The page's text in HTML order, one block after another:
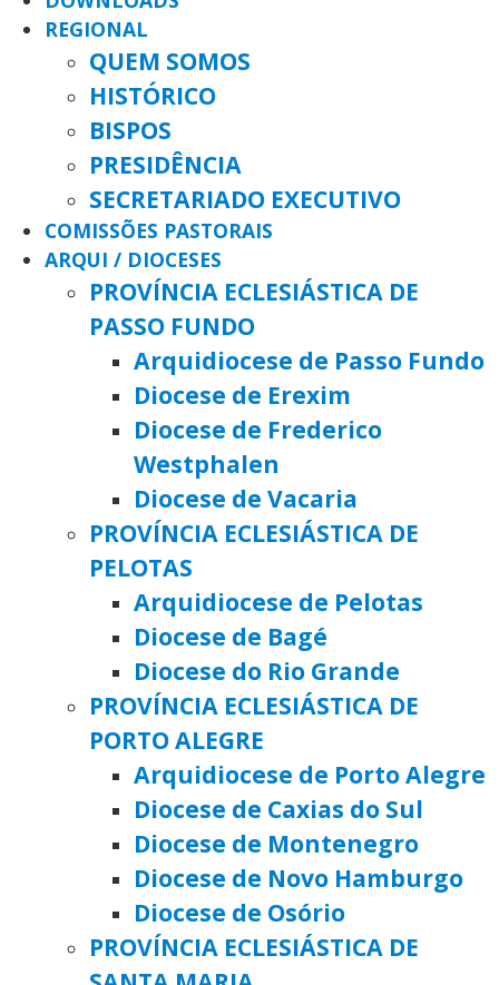
REGIONAL
QUEM SOMOS
HISTÓRICO
BISPOS
PRESIDÊNCIA
SECRETARIADO EXECUTIVO
COMISSÕES PASTORAIS
ARQUI / DIOCESES
PROVÍNCIA ECLESIÁSTICA DE
PASSO FUNDO
Arquidiocese de Passo Fundo
Diocese de Erexim
Diocese de Frederico
Westphalen
Diocese de Vacaria
PROVÍNCIA ECLESIÁSTICA DE
PELOTAS
Arquidiocese de Pelotas
Diocese de Bagé
Diocese do Rio Grande
PROVÍNCIA ECLESIÁSTICA DE
PORTO ALEGRE
Arquidiocese de Porto Alegre
Diocese de Caxias do Sul
Diocese de Montenegro
Diocese de Novo Hamburgo
Diocese de Osório
PROVÍNCIA ECLESIÁSTICA DE